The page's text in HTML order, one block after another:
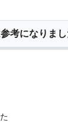
考になりまし